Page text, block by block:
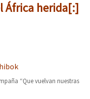
África herida[:]
“Que vuelvan nuestras